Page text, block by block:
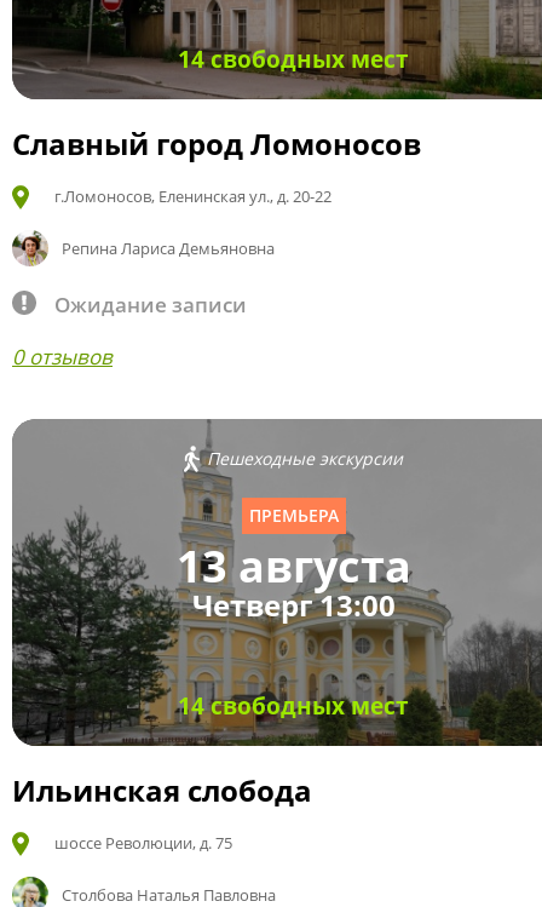
14 свободных мест
Славный город Ломоносов
г.Ломоносов, Еленинская ул., д. 20-22
Репина Лариса Демьяновна
Ожидание записи
0 отзывов
Пешеходные экскурсии
ПРЕМЬЕРА
13 августа
Четверг 13:00
14 свободных мест
Ильинская слобода
шоссе Революции, д. 75
Столбова Наталья Павловна